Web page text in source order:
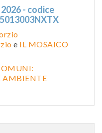
- codice
e IL MOSAICO
AMBIENTE